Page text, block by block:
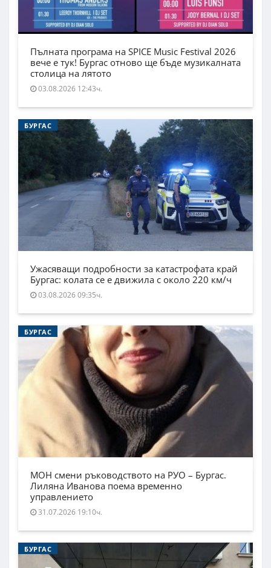
Пълната програма на SPICE Music Festival 2026
вече е тук! Бургас отново ще бъде музикалната
столица на лятото
03.08.2026 12:43ч.
БУРГАС
Ужасяващи подробности за катастрофата край
Бургас: колата се е движила с около 220 км/ч
03.08.2026 09:35ч.
БУРГАС
МОН смени ръководството на РУО – Бургас.
Лиляна Иванова поема временно
управлението
31.07.2026 19:10ч.
БУРГАС